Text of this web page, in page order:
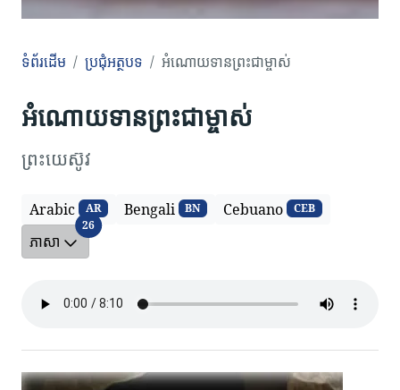
ទំព័រដើម ប្រជុំអត្ថបទ អំណោយទាន​ព្រះជាម្ចាស់
អំណោយទាន​ព្រះជាម្ចាស់
ព្រះយេស៊ូវ
Arabic AR Bengali BN Cebuano CEB
ភាសា
26ភាសា